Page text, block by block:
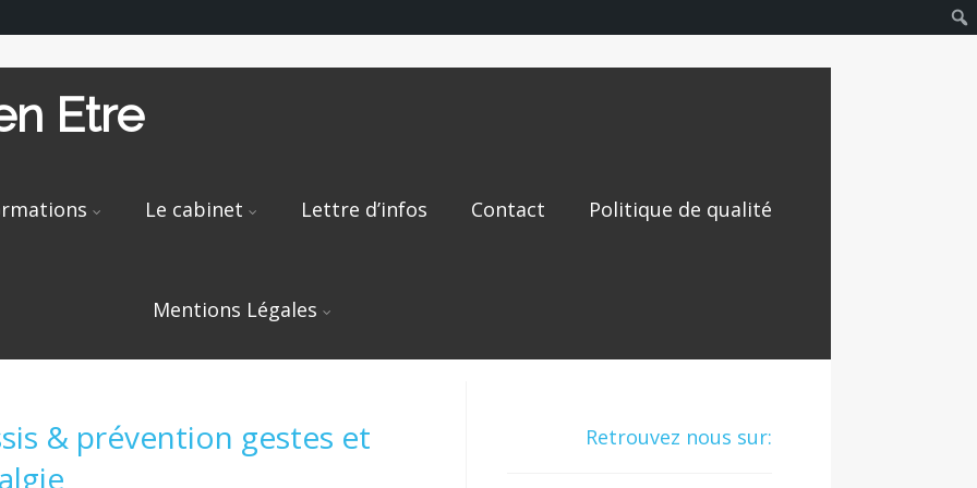
Etre
Le cabinet Lettre d’infos Contact Politique de qualité
Mentions Légales
& prévention gestes et
Retrouvez nous sur: